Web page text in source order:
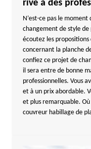
rive à des
N’est-ce pas le
changement de style de
écoutez les propositions
concernant la planche
confiez ce projet de
il sera entre de bonne
professionnelles. Vous
et à un prix abordable.
et plus remarquable.
couvreur habillage de